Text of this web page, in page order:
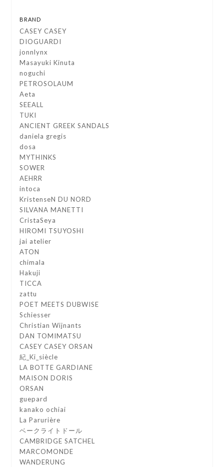
BRAND
CASEY CASEY
DIOGUARDI
jonnlynx
Masayuki Kinuta
noguchi
PETROSOLAUM
Aeta
SEEALL
TUKI
ANCIENT GREEK SANDALS
daniela gregis
dosa
MYTHINKS
SOWER
AEHRR
intoca
KristenseN DU NORD
SILVANA MANETTI
CristaSeya
HIROMI TSUYOSHI
jai atelier
ATON
chimala
Hakuji
TICCA
zattu
POET MEETS DUBWISE
Schiesser
Christian Wijnants
DAN TOMIMATSU
CASEY CASEY ORSAN
紀_Ki_siècle
LA BOTTE GARDIANE
MAISON DORIS
ORSAN
guepard
kanako ochiai
La Parurière
ベークライトドール
CAMBRIDGE SATCHEL
MARCOMONDE
WANDERUNG